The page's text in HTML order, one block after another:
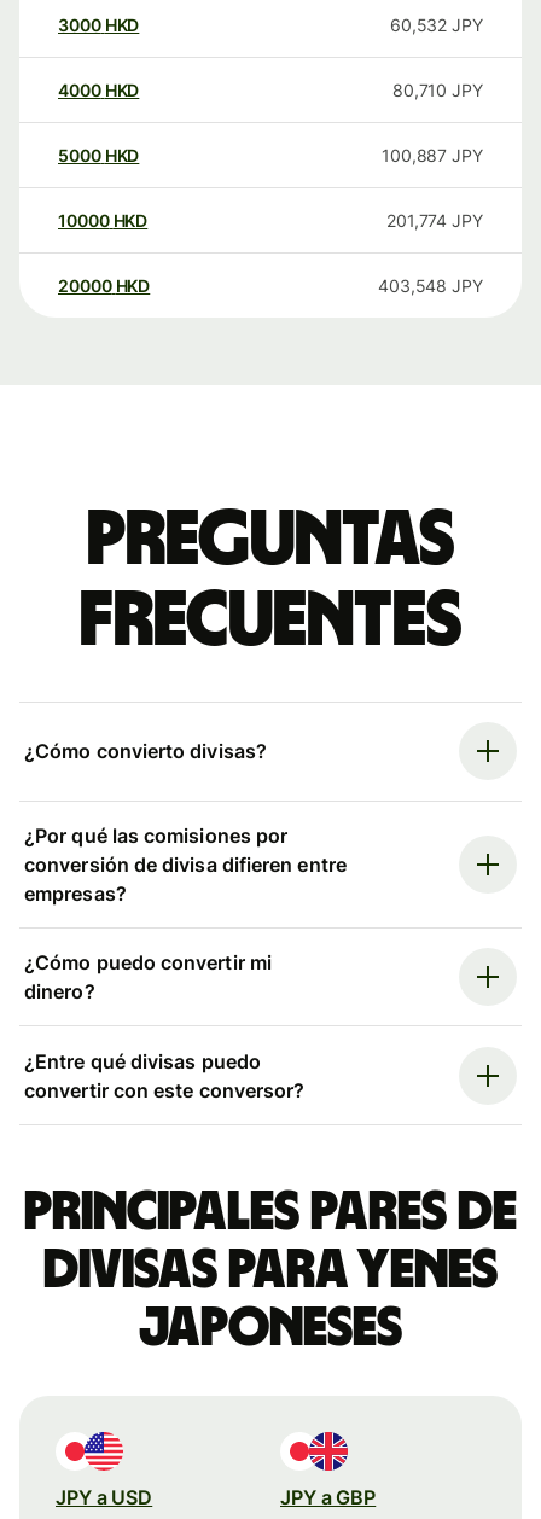
3000 HKD 60,532 JPY
4000 HKD 80,710 JPY
5000 HKD 100,887 JPY
10000 HKD 201,774 JPY
20000 HKD 403,548 JPY
Preguntas
frecuentes
¿Cómo convierto divisas?
¿Por qué las comisiones por
conversión de divisa difieren entre
empresas?
¿Cómo puedo convertir mi
dinero?
¿Entre qué divisas puedo
convertir con este conversor?
Principales pares de
divisas para yenes
japoneses
JPY a USD JPY a GBP